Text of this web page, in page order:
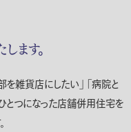
ます。
を雑貨店にしたい」 「病院と
とつになった店舗併用住宅を